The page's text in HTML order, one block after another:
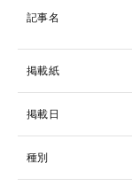
記事名
掲載紙
掲載日
種別